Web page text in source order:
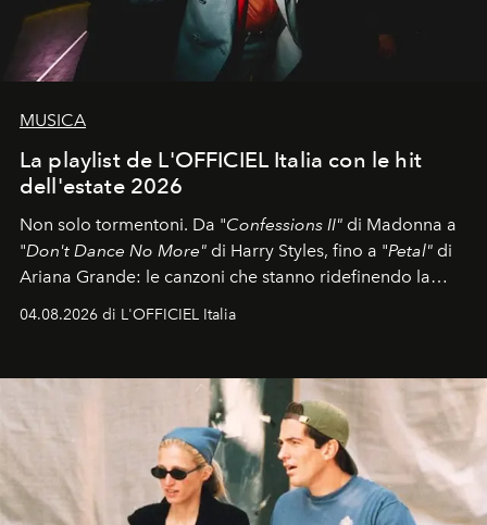
MUSICA
La playlist de L'OFFICIEL Italia con le hit
dell'estate 2026
Non solo tormentoni. Da "Confessions II" di Madonna a
"Don't Dance No More" di Harry Styles, fino a "Petal" di
Ariana Grande: le canzoni che stanno ridefinendo la
colonna sonora della stagione.
04.08.2026 di L'OFFICIEL Italia